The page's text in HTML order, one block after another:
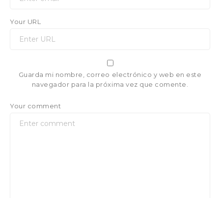
Your URL
Guarda mi nombre, correo electrónico y web en este
navegador para la próxima vez que comente.
Your comment